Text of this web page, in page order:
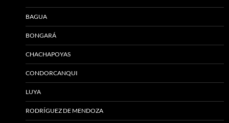
BAGUA
BONGARÁ
CHACHAPOYAS
CONDORCANQUI
LUYA
RODRÍGUEZ DE MENDOZA